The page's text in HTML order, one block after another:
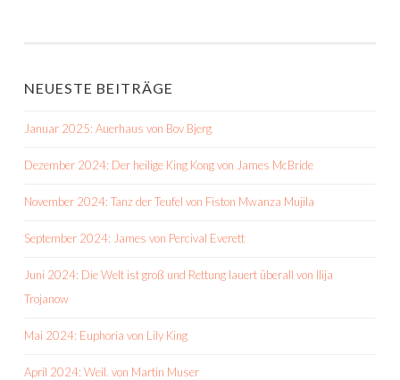
NEUESTE BEITRÄGE
Januar 2025: Auerhaus von Bov Bjerg
Dezember 2024: Der heilige King Kong von James McBride
November 2024: Tanz der Teufel von Fiston Mwanza Mujila
September 2024: James von Percival Everett
Juni 2024: Die Welt ist groß und Rettung lauert überall von Ilija
Trojanow
Mai 2024: Euphoria von Lily King
April 2024: Weil. von Martin Muser